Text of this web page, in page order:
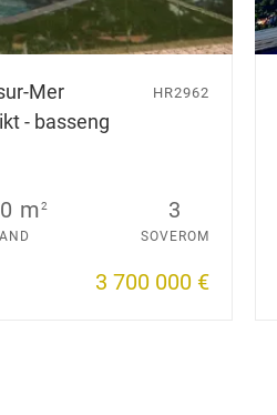
Mer
- basseng
HR2962
m2 3
SOVEROM
3 700 000 €